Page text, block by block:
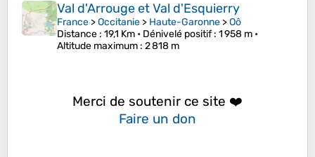
Val d'Arrouge et Val d'Esquierry
France >Occitanie > Haute-Garonne >Oô
Distance : 19,1 Km • Dénivelé positif: 1 958 m •
Altitude maximum : 2 818 m
Merci de soutenir ce site ❤️
Faire un don